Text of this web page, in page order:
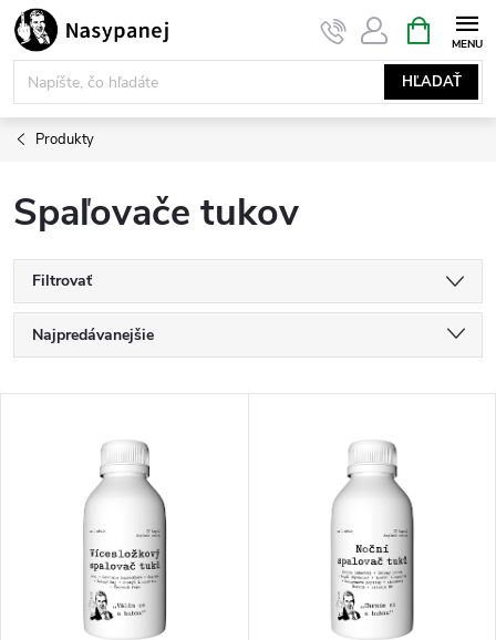
Prejsť
na
obsah
HĽADAŤ
KOŠÍK
Produkty
Spaľovače tukov
Filtrovať
R
a
Najpredávanejšie
Abecedne